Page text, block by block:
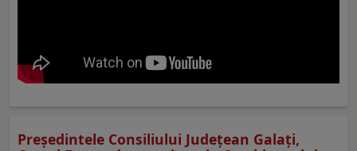
Preşedintele Consiliului Judeţean Galaţi,